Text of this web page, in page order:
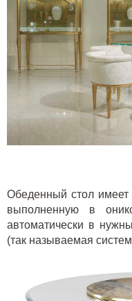
Обеденный стол
выполненную в
автоматически в
(так называемая